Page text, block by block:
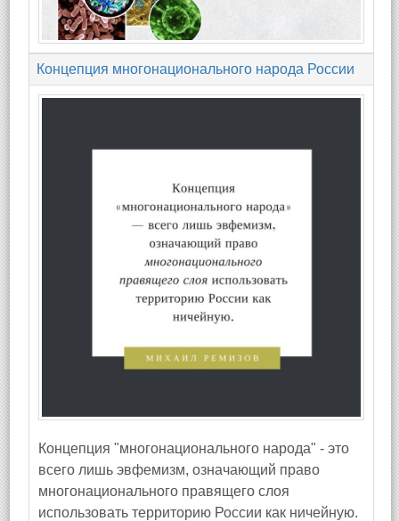
Концепция многонационального народа России
Концепция "многонационального народа" - это
всего лишь эвфемизм, означающий право
многонационального правящего слоя
использовать территорию России как ничейную.